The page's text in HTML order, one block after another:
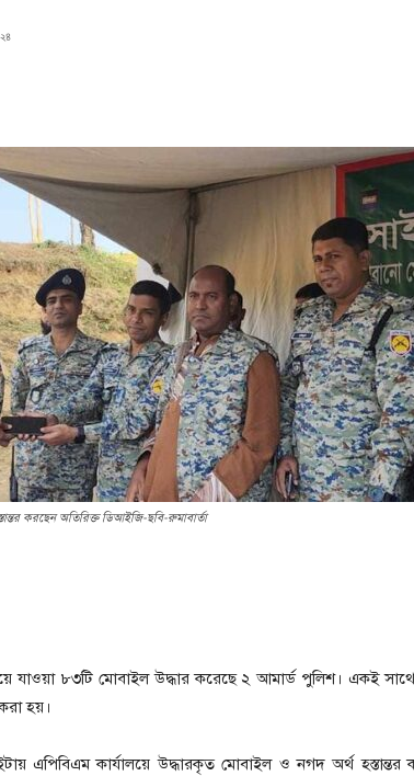
করছেন অতিরিক্ত ডিআইজি-ছবি-রুমাবার্তা
যাওয়া ৮৩টি মোবাইল উদ্ধার করেছে ২ আমার্ড পুলিশ। একই
হয়।
এপিবিএম কার্যালয়ে উদ্ধারকৃত মোবাইল ও নগদ অর্থ হস্তান্তর